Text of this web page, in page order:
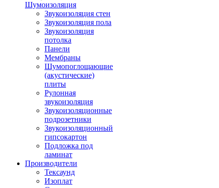
Шумоизоляция
Звукоизоляция стен
Звукоизоляция пола
Звукоизоляция
потолка
Панели
Мембраны
Шумопоглощающие
(акустические)
плиты
Рулонная
звукоизоляция
Звукоизоляционные
подрозетники
Звукоизоляционный
гипсокартон
Подложка под
ламинат
Производители
Тексаунд
Изоплат